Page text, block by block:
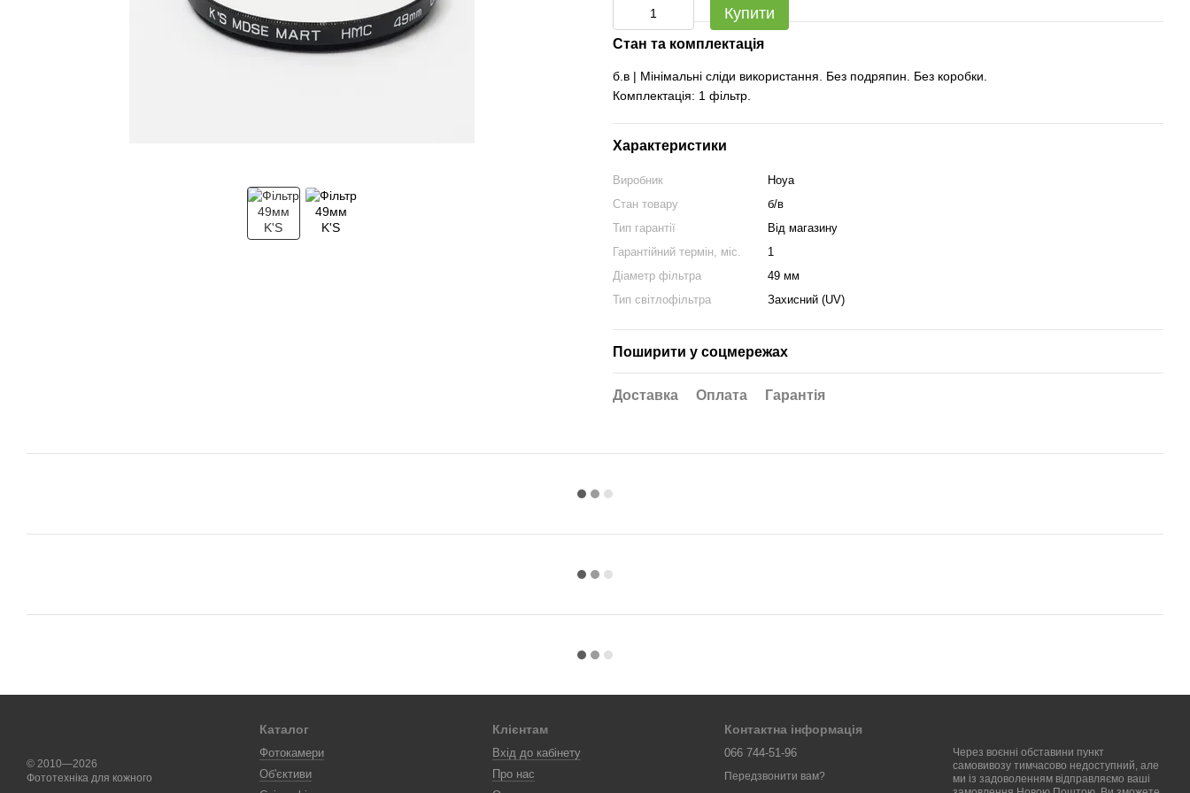
Купити
Стан та комплектація
б.в | Мінімальні сліди використання. Без подряпин. Без коробки.
Комплектація: 1 фільтр.
Характеристики
Виробник
Hoya
Стан товару
б/в
Тип гарантії
Від магазину
Гарантійний термін, міс.
1
Діаметр фільтра
49 мм
Тип світлофільтра
Захисний (UV)
Поширити у соцмережах
Доставка Оплата Гарантія
© 2010—2026
Фототехніка для кожного
Каталог
Фотокамери
Об'єктиви
Клієнтам
Вхід до кабінету
Про нас
Контактна інформація
066 744-51-96
Передзвонити вам?
Через воєнні обставини пункт
самовивозу тимчасово недоступний, але
ми із задоволенням відправляємо ваші